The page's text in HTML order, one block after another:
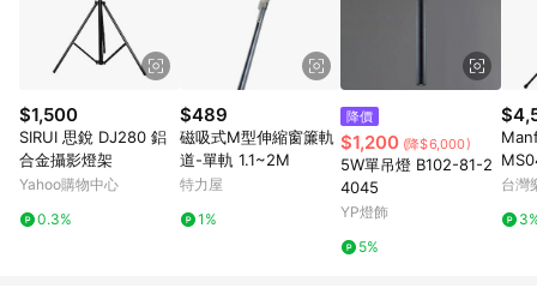
無法進行 LINE POINTS 回饋。 (5) LINE 購物為購物資訊整合性
平台，商品資料更新會有時間差，如顯示之商品規格、顏色、價
位、贈品與台灣樂天市場銷售網頁不符，以銷售網頁標示為準。
(6) 導購訂單已逾 365 天，根據台灣樂天回饋規定，逾期訂單將
不符合回饋資格。 (7) 若上述或其他原因，致使消費者無接收到
點數回饋或點數回饋有爭議，台灣樂天市場保有更改條款與法律
追訴之權利，活動詳情以樂天市場網站公告為準。
$1,500
SIRUI 思銳 DJ280 鋁
合金攝影燈架
Yahoo購物中心
0.3%
$489
磁吸式M型伸縮窗簾軌
道-單軌 1.1~2M
特力屋
1%
降價
$1,200 (降$6,000)
5W單吊燈 B102-81-2
4045
YP燈飾
5%
台灣